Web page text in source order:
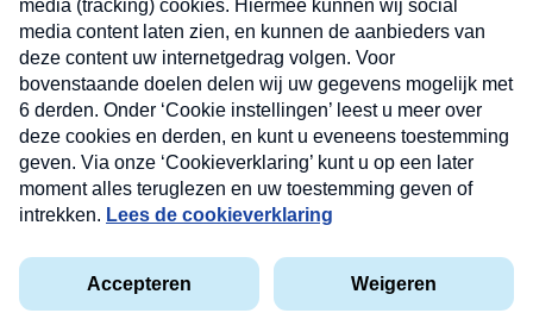
Privacyverklaring
Cookieverklaring
Kwetsbaarheid melden
Nieuwsbrief
Neem hier een gratis abonnement op onze
nieuwsbrief. Elke vrijdag- en dinsdagochtend in uw